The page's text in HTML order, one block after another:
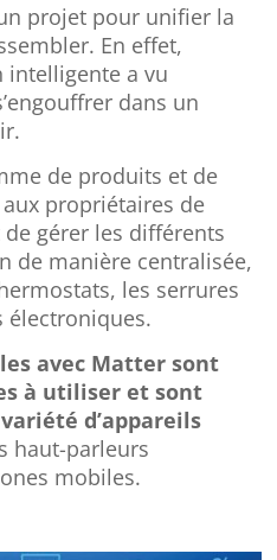
projet pour unifier la
En effet,
intelligente a vu
dans un
de produits et de
propriétaires de
gérer les différents
de manière centralisée,
les serrures
électroniques.
avec Matter sont
à utiliser et sont
d’appareils
haut-parleurs
mobiles.